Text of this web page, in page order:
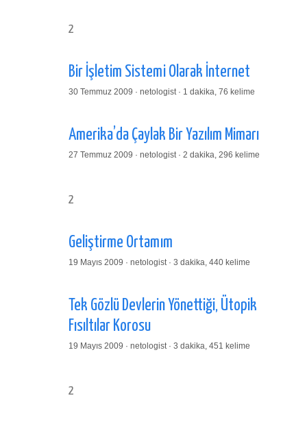
2
Bir İşletim Sistemi Olarak İnternet
30 Temmuz 2009 · netologist · 1 dakika, 76 kelime
Amerika’da Çaylak Bir Yazılım Mimarı
27 Temmuz 2009 · netologist · 2 dakika, 296 kelime
2
Geliştirme Ortamım
19 Mayıs 2009 · netologist · 3 dakika, 440 kelime
Tek Gözlü Devlerin Yönettiği, Ütopik
Fısıltılar Korosu
19 Mayıs 2009 · netologist · 3 dakika, 451 kelime
2